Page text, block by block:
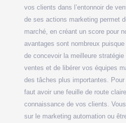
vos clients dans l’entonnoir de
de ses actions marketing permet
marché, en créant un score pour
avantages sont nombreux
de concevoir la meilleure stratégie
ventes et de libérer vos équipes
des tâches plus importantes.
faut avoir une feuille de route
connaissance de vos clients.
sur le marketing automation ou